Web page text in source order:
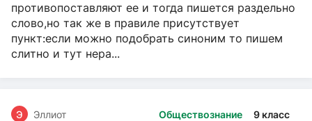
противопоставляют ее и тогда пишется раздельно
слово,но так же в правиле присутствует
пункт:если можно подобрать синоним то пишем
слитно и тут нера...
Обществознание 9 класс
Э Эллиот